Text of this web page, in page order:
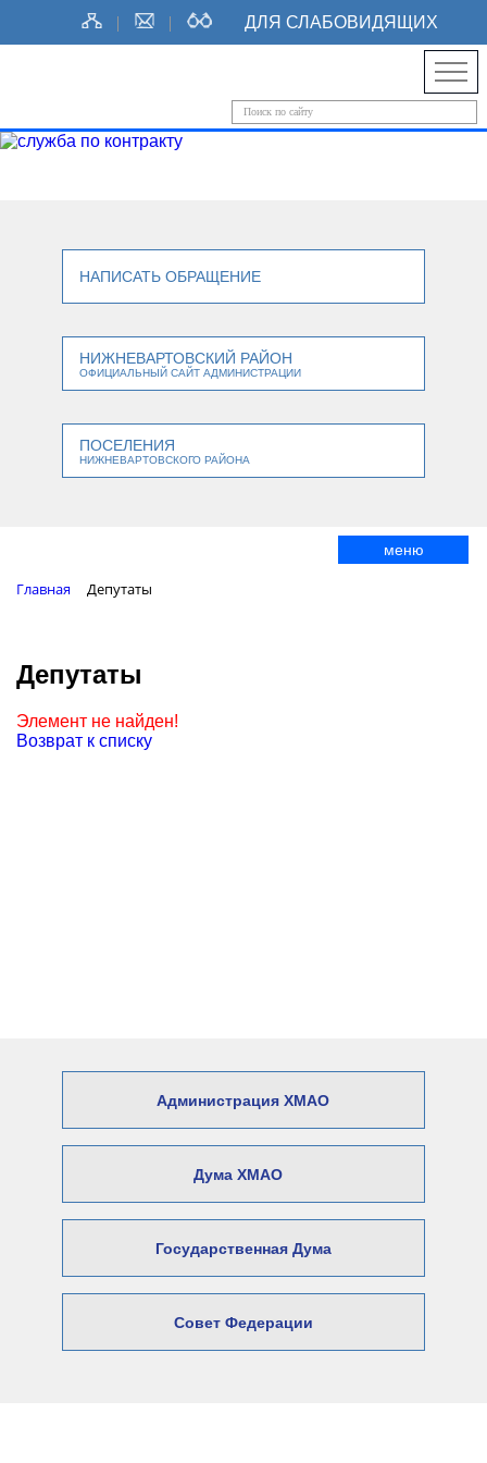
ДЛЯ СЛАБОВИДЯЩИХ
НАПИСАТЬ ОБРАЩЕНИЕ
НИЖНЕВАРТОВСКИЙ РАЙОН
ОФИЦИАЛЬНЫЙ САЙТ АДМИНИСТРАЦИИ
ПОСЕЛЕНИЯ
НИЖНЕВАРТОВСКОГО РАЙОНА
меню
Главная Депутаты
Депутаты
Элемент не найден!
Возврат к списку
Администрация ХМАО
Дума ХМАО
Государственная Дума
Совет Федерации